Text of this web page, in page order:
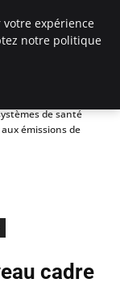
de santé
émissions de
cadre
expérience
notre politique